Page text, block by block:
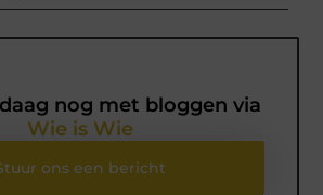
nog met bloggen via
Wie is Wie
ons een bericht